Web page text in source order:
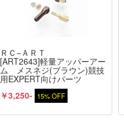
ＲＣ−ＡＲＴ
[ART2643]軽量アッパーアー
ム メスネジ(ブラウン)競技
用EXPERT向けパーツ
￥3,250- 15% OFF